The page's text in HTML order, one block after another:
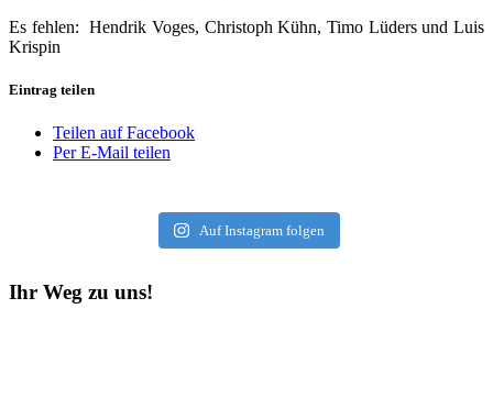
Es fehlen: Hendrik Voges, Christoph Kühn, Timo Lüders und Luis
Krispin
Eintrag teilen
Teilen auf Facebook
Per E-Mail teilen
Auf Instagram folgen
Ihr Weg zu uns!